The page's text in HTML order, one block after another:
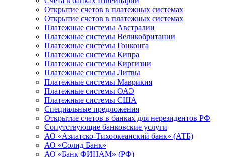
Открытие счетов в платежных системах
Открытие счетов в платежных системах
Платежные системы Австралии
Платежные системы Великобритании
Платежные системы Гонконга
Платежные системы Кипра
Платежные системы Киргизии
Платежные системы Литвы
Платежные системы Маврикия
Платежные системы ОАЭ
Платежные системы США
Специальные предложения
Открытие счетов в банках для нерезидентов РФ
Сопутствующие банковские услуги
АО «Азиатско-Тихоокеанский банк» (АТБ)
АО «Солид Банк»
АО «Банк ФИНАМ» (РФ)